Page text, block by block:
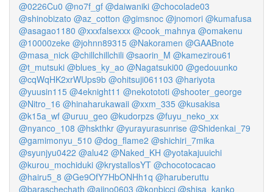
@0226Cu0 @no7f_gf @daiwaniki @chocolade03
@shinobizato @az_cotton @gimsnoc @jnomori @kumafusa
@asagao1180 @xxxfalsexxx @cook_mahnya @omakenu
@10000zeke @johnn89315 @Nakoramen @GAABnote
@masa_nick @chillchillchili @saorin_M @kamezirou61
@t_mutsuki @blues_ky_ao @Nagatsuki00 @gedouunko
@cqWqHK2xrWUps9b @ohitsuji061103 @hariyota
@yuusin115 @4eknight11 @nekotototi @shooter_george
@Nitro_16 @hinaharukawaii @xxm_335 @kusakisa
@k15a_wf @uruu_geo @kudorpzs @fuyu_neko_xx
@nyanco_108 @hskthkr @yurayurasunrise @Shidenkai_79
@gamimonyu_510 @dog_flame2 @shichiri_7mika
@syunjyu0422 @alu42 @Naked_KH @yotakajuuichi
@kurou_mochiduki @krystallosYT @chocotocacao
@hairu5_8 @Ge9OfY7HbONHh1q @haruberuttu
@baraschechath @ajino0603 @konbicci @shisa_kanko